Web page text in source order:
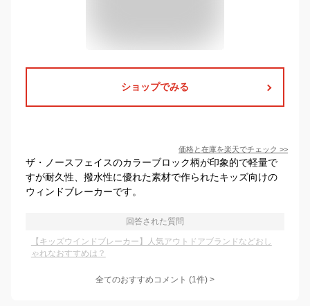
ショップでみる
価格と在庫を楽天でチェック >>
ザ・ノースフェイスのカラーブロック柄が印象的で軽量で
すが耐久性、撥水性に優れた素材で作られたキッズ向けの
ウィンドブレーカーです。
回答された質問
【キッズウインドブレーカー】人気アウトドアブランドなどおし
ゃれなおすすめは？
全てのおすすめコメント (1件) >